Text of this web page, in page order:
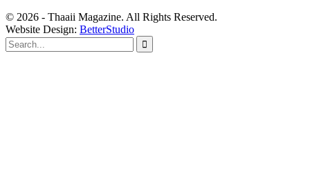
© 2026 - Thaaii Magazine. All Rights Reserved.
Website Design: BetterStudio